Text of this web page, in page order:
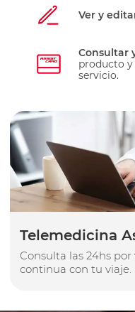
ver y
producto
servicio.
Telemedicina
Consulta las 24hs
continua con tu viaje.